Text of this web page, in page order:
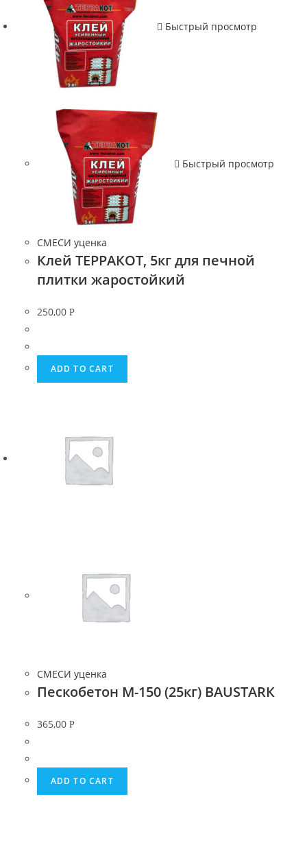
Быстрый просмотр
Быстрый просмотр
СМЕСИ уценка
Клей ТЕРРАКОТ, 5кг для печной
плитки жаростойкий
250,00 Р
ADD TO CART
СМЕСИ уценка
Пескобетон М-150 (25кг) BAUSTARК
365,00 Р
ADD TO CART